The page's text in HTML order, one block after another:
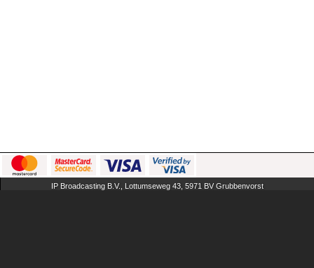
IP Broadcasting B.V., Lottumseweg 43, 5971 BV Grubbenvorst